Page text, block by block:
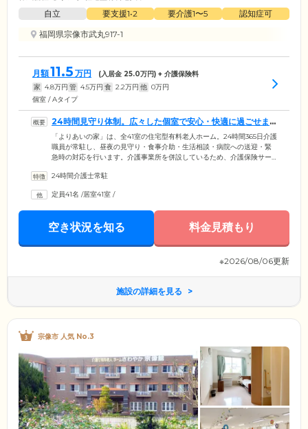
自立 要支援1•2 要介護1〜5
認知症可
福岡県宗像市武丸917-1
月額11.5 万円 (入居金 25.0万円) + 介護保険料
家 4.8万円 管 4.5万円 食 2.2万円 他 0万円
個室 / Aタイプ
24時間見守り体制。広々した個室で安心・快適に過ごせま
す「よりあいの家」は、全41室の住宅型有料老人ホーム。24時間365日介護
職員が常駐し、昼夜の見守り・食事介助・生活相談・病院への送迎・緊
急時の対応を行います。介護事業所を併設しているため、介護保険サー
を受けられます。近隣の病院と提携しており、定期的に往診もしており
い空間です。冷暖房・介護ベッド・洗面台・トイレも各部屋に完備して
おり、移動や待機のストレスがありません。広々とした空間で、家具を
24時間介護士常駐
定員41名 /居室41室 /
空き状況を知る 料金見積もり
※2026/08/06更新
施設の詳細を見る
宗像市 人気 No.3